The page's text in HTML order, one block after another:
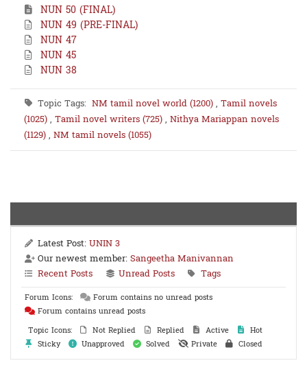
NUN 50 (FINAL)
NUN 49 (PRE-FINAL)
NUN 47
NUN 45
NUN 38
Topic Tags:NM tamil novel world (1200), Tamil novels
(1025), Tamil novel writers (725), Nithya Mariappan novels
(1129), NM tamil novels (1055)
Latest Post:UNIN 3
Our newest member:Sangeetha Manivannan
Recent Posts
Unread Posts Tags
Forum Icons:
Forum contains no unread posts
Forum contains unread posts
Topic Icons:
Not Replied Replied Active
Hot
Sticky
Unapproved Solved Private Closed